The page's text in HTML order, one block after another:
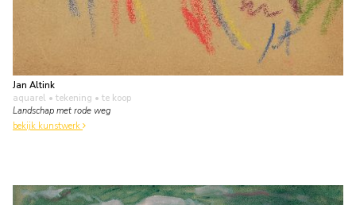
Jan Altink
aquarel • tekening • te koop
Landschap met rode weg
bekijk kunstwerk